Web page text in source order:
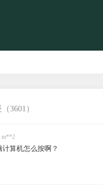
（3601）
m**2
算机怎么按啊？